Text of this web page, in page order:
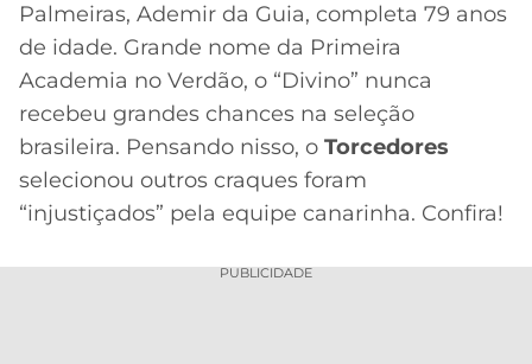
CÓDIGO
DE
INDICAÇÃO
BET365
CÓDIGO
BETANO
CORINTHIANS
SÃO
PAULO
SANTOS
LIBERTADORES
COPA
DO
BRASIL
PREMIER
MERCADO
DA
BOLA
PALPITES
Palmeiras, Ademir da Guia, completa 79 anos
de idade. Grande nome da Primeira
Academia no Verdão, o “Divino” nunca
recebeu grandes chances na seleção
brasileira. Pensando nisso, o Torcedores
selecionou outros craques foram
“injustiçados” pela equipe canarinha. Confira!
PUBLICIDADE